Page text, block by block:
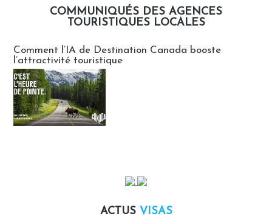
COMMUNIQUÉS DES AGENCES
TOURISTIQUES LOCALES
Comment l’IA de Destination Canada booste
l’attractivité touristique
ACTUS VISAS